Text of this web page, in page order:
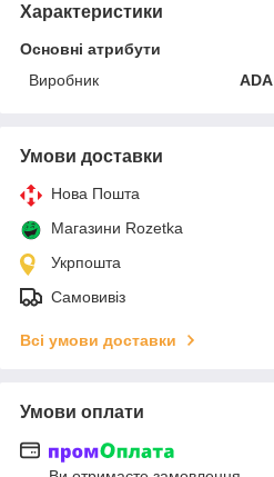
Характеристики
Основні атрибути
Виробник
ADA
Умови доставки
Нова Пошта
Магазини Rozetka
Укрпошта
Самовивіз
Всі умови доставки
Умови оплати